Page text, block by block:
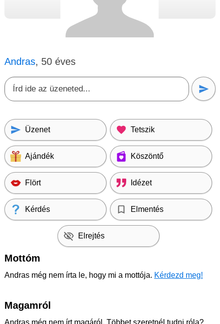
Andras, 50 éves
Üzenet Tetszik
Ajándék Köszöntő
Flört Idézet
Kérdés Elmentés
Elrejtés
Mottóm
Andras még nem írta le, hogy mi a mottója. Kérdezd meg!
Magamról
Andras még nem írt magáról. Többet szeretnél tudni róla?